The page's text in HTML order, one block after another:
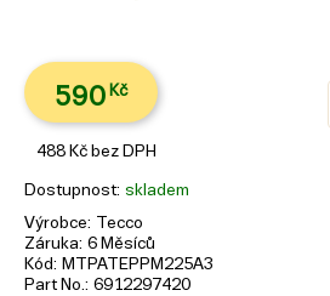
590 Kč
488 Kč bez DPH
Dostupnost skladem
Výrobce Tecco
Záruka 6 Měsíců
Kód
MTPATEPPM225A3
Part No. 6912297420